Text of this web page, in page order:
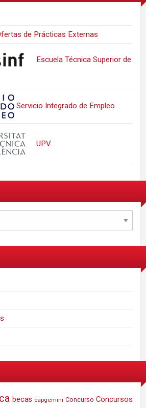
de Prácticas Externas
Escuela Técnica Superior de
Servicio Integrado de Empleo
UPV
becas capgemini Concurso Concursos